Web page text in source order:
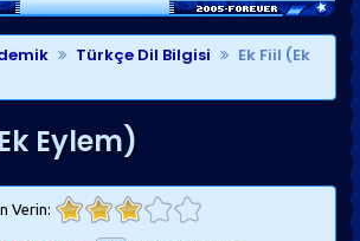
Türkçe Dil Bilgisi
Ek Fiil (Ek
Eylem)
Verin: